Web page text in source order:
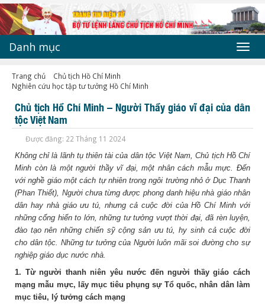
Danh mục
Trang chủ
Chủ tịch Hồ Chí Minh
Nghiên cứu học tập tư tưởng Hồ Chí Minh
Chủ tịch Hồ Chí Minh – Người Thầy giáo vĩ đại của dân
tộc Việt Nam
Được đăng: 22 Tháng 11 2024
Không chỉ là lãnh tụ thiên tài của dân tộc Việt Nam, Chủ tịch Hồ Chí
Minh còn là một người thầy vĩ đại, một nhân cách mẫu mực. Đến
với nghề giáo một cách tự nhiên trong ngôi trường nhỏ ở Dục Thanh
(Phan Thiết), Người chưa từng được phong danh hiệu nhà giáo nhân
dân hay nhà giáo ưu tú, nhưng cả cuộc đời của Hồ Chí Minh với
những cống hiến to lớn, những tư tưởng vượt thời đại, đã rèn luyện,
đào tạo nên những chiến sỹ cộng sản ưu tú, hy sinh cả cuộc đời
cho dân tộc. Những tư tưởng của Người luôn mãi soi đường cho sự
nghiệp giáo dục nước nhà.
1. Từ người thanh niên yêu nước đến người thầy giáo cách
mạng mẫu mực, lấy mục tiêu phụng sự Tổ quốc, nhân dân làm
mục tiêu, lý tưởng cách mạng